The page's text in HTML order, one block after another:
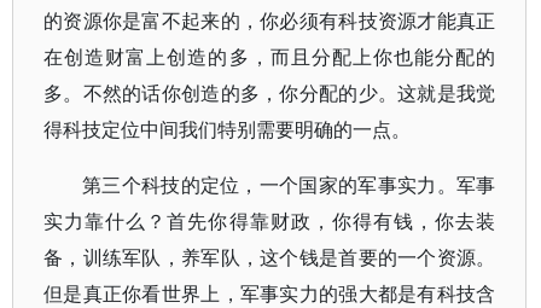
的资源你是富不起来的，你必须有科技资源才能真正
在创造财富上创造的多，而且分配上你也能分配的
多。不然的话你创造的多，你分配的少。这就是我觉
得科技定位中间我们特别需要明确的一点。
第三个科技的定位，一个国家的军事实力。军事
实力靠什么？首先你得靠财政，你得有钱，你去装
备，训练军队，养军队，这个钱是首要的一个资源。
但是真正你看世界上，军事实力的强大都是有科技含